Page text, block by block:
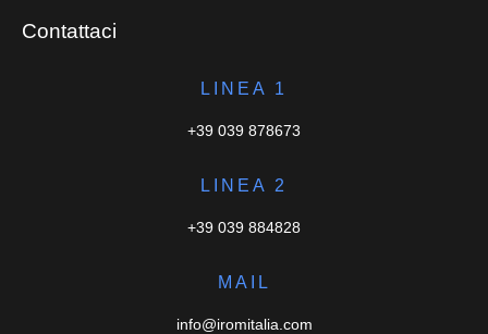
Contattaci
LINEA 1
+39 039 878673
LINEA 2
+39 039 884828
MAIL
info@iromitalia.com